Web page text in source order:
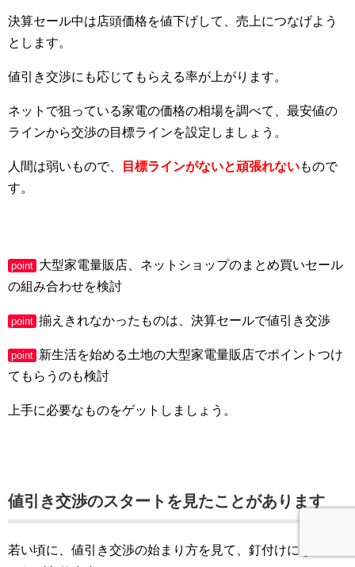
決算セール中は店頭価格を値下げして、売上につなげよう
とします。
値引き交渉にも応じてもらえる率が上がります。
ネットで狙っている家電の価格の相場を調べて、最安値の
ラインから交渉の目標ラインを設定しましょう。
人間は弱いもので、 目標ラインがないと頑張れないもので
す。
point 大型家電量販店、ネットショップのまとめ買いセール
の組み合わせを検討
point 揃えきれなかったものは、決算セールで値引き交渉
point 新生活を始める土地の大型家電量販店でポイントつけ
てもらうのも検討
上手に必要なものをゲットしましょう。
値引き交渉のスタートを見たことがあります
若い頃に、値引き交渉の始まり方を見て、釘付けになった